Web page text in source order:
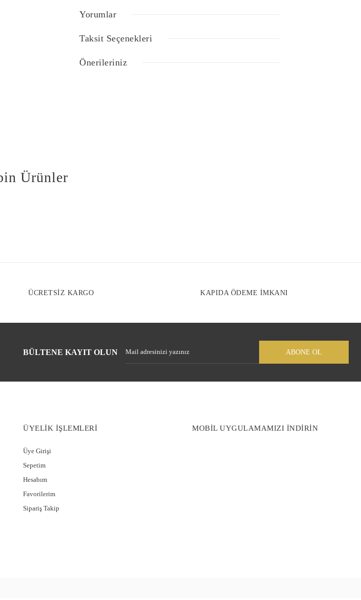
Yorumlar
Bu ürüne ilk yorumu siz yapın!
Taksit Seçenekleri
Önerileriniz
Ürünler
ÜCRETSİZ KARGO KAPIDA ÖDEME İMKANI
BÜLTENE KAYIT OLUN ABONE OL
ÜYELİK İŞLEMLERİ
Üye Girişi
Sepetim
Hesabım
Favorilerim
Sipariş Takip
MOBİL UYGULAMAMIZI İNDİRİN